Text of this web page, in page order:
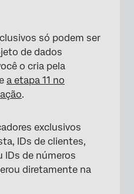
só podem ser
de dados
o cria pela
a etapa 11 no
.
exclusivos
IDs de clientes,
IDs de números
diretamente na